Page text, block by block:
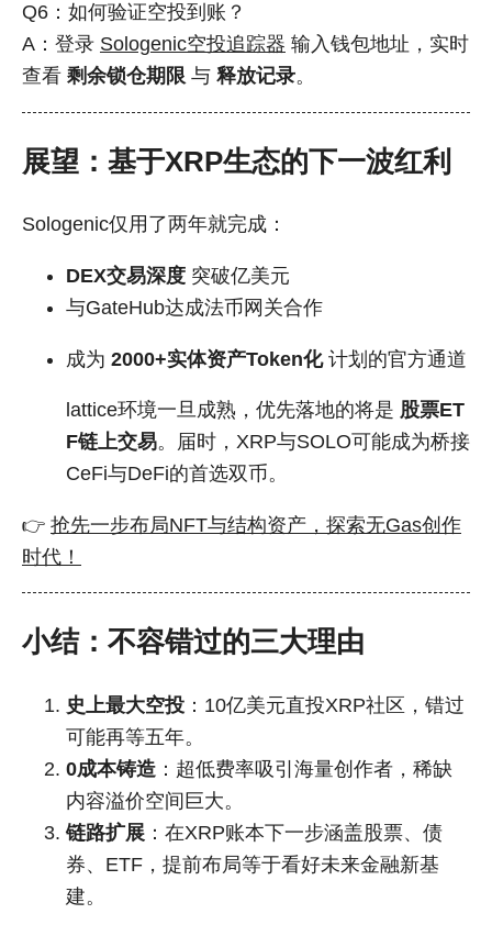
Q6：如何验证空投到账？
A：登录 Sologenic空投追踪器 输入钱包地址，实时
查看 剩余锁仓期限 与 释放记录。
展望：基于XRP生态的下一波红利
Sologenic仅用了两年就完成：
DEX交易深度 突破亿美元
与GateHub达成法币网关合作
成为 2000+实体资产Token化计划的官方通道
lattice环境一旦成熟，优先落地的将是 股票ET
F链上交易。届时，XRP与SOLO可能成为桥接
CeFi与DeFi的首选双币。
👉 抢先一步布局NFT与结构资产，探索无Gas创作
时代！
小结：不容错过的三大理由
史上最大空投 ：10亿美元直投XRP社区，错过
可能再等五年。
0成本铸造 ：超低费率吸引海量创作者，稀缺
内容溢价空间巨大。
链路扩展 ：在XRP账本下一步涵盖股票、债
券、ETF，提前布局等于看好未来金融新基
建。